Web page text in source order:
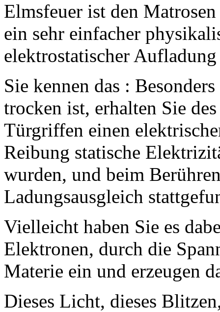
Elmsfeuer ist den
ein sehr einfacher
elektrostatischer
Sie kennen das :
trocken ist, erhalten Sie
Türgriffen einen
Reibung statische
wurden, und beim
Ladungsausgleich
Vielleicht haben Sie es
Elektronen, durch die
Materie ein und erzeugen
Dieses Licht, dieses